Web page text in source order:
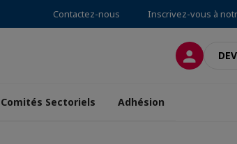
Contactez-nous Inscrivez-vous à
Comités Sectoriels Adhésion